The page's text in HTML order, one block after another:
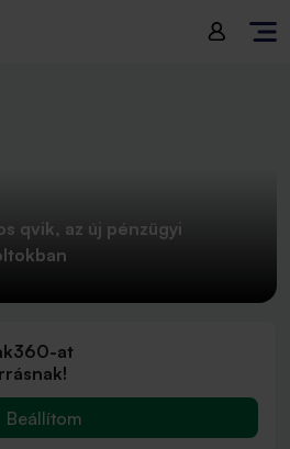
qvik, az új pénzügyi
at
Beállítom